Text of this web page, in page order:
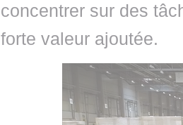
concentrer sur des
forte valeur ajoutée.